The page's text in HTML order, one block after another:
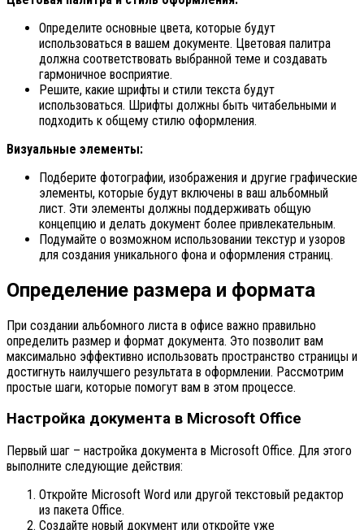
Определите основные цвета, которые будут
использоваться в вашем документе. Цветовая палитра
должна соответствовать выбранной теме и создавать
гармоничное восприятие.
Решите, какие шрифты и стили текста будут
использоваться. Шрифты должны быть читабельными и
подходить к общему стилю оформления.
Визуальные элементы:
Подберите фотографии, изображения и другие графические
элементы, которые будут включены в ваш альбомный
лист. Эти элементы должны поддерживать общую
концепцию и делать документ более привлекательным.
Подумайте о возможном использовании текстур и узоров
для создания уникального фона и оформления страниц.
Определение размера и формата
При создании альбомного листа в офисе важно правильно
определить размер и формат документа. Это позволит вам
максимально эффективно использовать пространство страницы и
достигнуть наилучшего результата в оформлении. Рассмотрим
простые шаги, которые помогут вам в этом процессе.
Настройка документа в Microsoft Office
Первый шаг – настройка документа в Microsoft Office. Для этого
выполните следующие действия:
Откройте Microsoft Word или другой текстовый редактор
из пакета Office.
Создайте новый документ или откройте уже